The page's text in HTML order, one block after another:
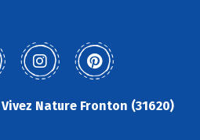
Nature Fronton (31620)